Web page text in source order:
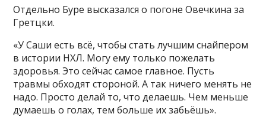
Отдельно Буре высказался о погоне Овечкина за
Гретцки.
«У Саши есть всё, чтобы стать лучшим снайпером
в истории НХЛ. Могу ему только пожелать
здоровья. Это сейчас самое главное. Пусть
травмы обходят стороной. А так ничего менять не
надо. Просто делай то, что делаешь. Чем меньше
думаешь о голах, тем больше их забьёшь».